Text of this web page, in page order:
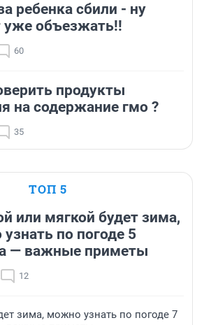
ребенка сбили - ну
уже объезжать!!
60
продукты
на содержание гмо ?
35
ТОП 5
или мягкой будет зима,
по погоде 5
— важные приметы
12
зима, можно узнать по погоде 7